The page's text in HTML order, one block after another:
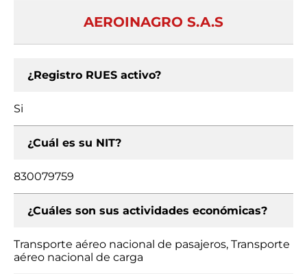
AEROINAGRO S.A.S
¿Registro RUES activo?
Si
¿Cuál es su NIT?
830079759
¿Cuáles son sus actividades económicas?
Transporte aéreo nacional de pasajeros, Transporte
aéreo nacional de carga